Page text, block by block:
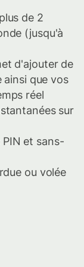
de 2
(jusqu'à
d'ajouter de
que vos
réel
sur
et sans-
ou volée